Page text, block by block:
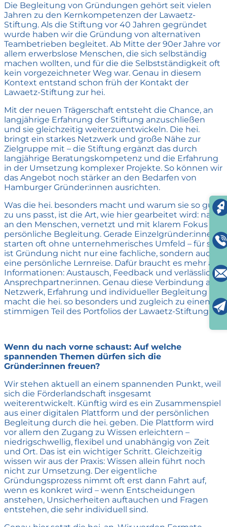
Die Begleitung von Gründungen gehört seit vielen
Jahren zu den Kernkompetenzen der Lawaetz-
Stiftung. Als die Stiftung vor 40 Jahren gegründet
wurde haben wir die Gründung von alternativen
Teambetrieben begleitet. Ab Mitte der 90er Jahre vor
allem erwerbslose Menschen, die sich selbständig
machen wollten, und für die die Selbstständigkeit oft
kein vorgezeichneter Weg war. Genau in diesem
Kontext entstand schon früh der Kontakt der
Lawaetz-Stiftung zur hei.
Mit der neuen Trägerschaft entsteht die Chance, an
langjährige Erfahrung der Stiftung anzuschließen
und sie gleichzeitig weiterzuentwickeln. Die hei.
bringt ein starkes Netzwerk und große Nähe zur
Zielgruppe mit – die Stiftung ergänzt das durch
langjährige Beratungskompetenz und die Erfahrung
in der Umsetzung komplexer Projekte. So können wir
das Angebot noch stärker an den Bedarfen von
Hamburger Gründer:innen ausrichten.
Was die hei. besonders macht und warum sie so gut
zu uns passt, ist die Art, wie hier gearbeitet wird: nah
an den Menschen, vernetzt und mit klarem Fokus auf
persönliche Begleitung. Gerade Einzelgründer:innen
starten oft ohne unternehmerisches Umfeld – für sie
ist Gründung nicht nur eine fachliche, sondern auch
eine persönliche Lernreise. Dafür braucht es mehr als
Informationen: Austausch, Feedback und verlässliche
Ansprechpartner:innen. Genau diese Verbindung aus
Netzwerk, Erfahrung und individueller Begleitung
macht die hei. so besonders und zugleich zu einem
stimmigen Teil des Portfolios der Lawaetz-Stiftung.
Wenn du nach vorne schaust: Auf welche
spannenden Themen dürfen sich die
Gründer:innen freuen?
Wir stehen aktuell an einem spannenden Punkt, weil
sich die Förderlandschaft insgesamt
weiterentwickelt. Künftig wird es ein Zusammenspiel
aus einer digitalen Plattform und der persönlichen
Begleitung durch die hei. geben. Die Plattform wird
vor allem den Zugang zu Wissen erleichtern –
niedrigschwellig, flexibel und unabhängig von Zeit
und Ort. Das ist ein wichtiger Schritt. Gleichzeitig
wissen wir aus der Praxis: Wissen allein führt noch
nicht zur Umsetzung. Der eigentliche
Gründungsprozess nimmt oft erst dann Fahrt auf,
wenn es konkret wird – wenn Entscheidungen
anstehen, Unsicherheiten auftauchen und Fragen
entstehen, die sehr individuell sind.